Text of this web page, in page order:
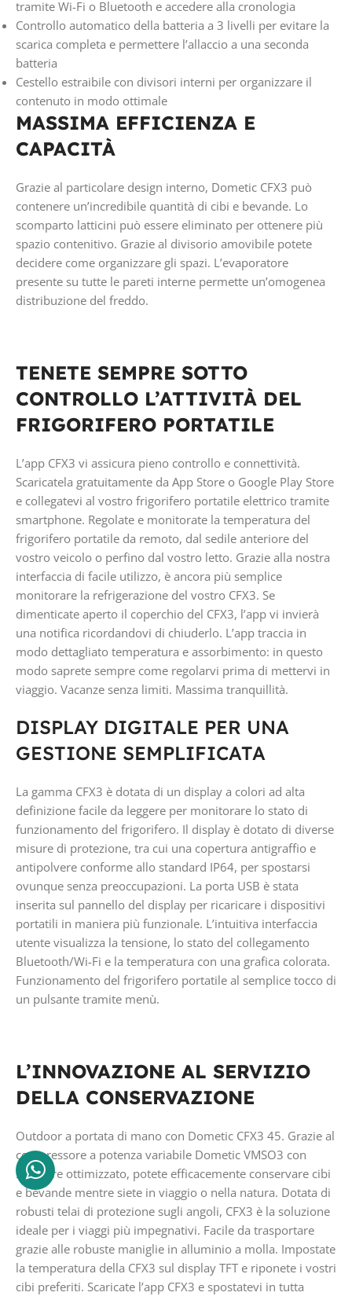
tramite Wi-Fi o Bluetooth e accedere alla cronologia
Controllo automatico della batteria a 3 livelli per evitare la
scarica completa e permettere l’allaccio a una seconda
batteria
Cestello estraibile con divisori interni per organizzare il
contenuto in modo ottimale
MASSIMA EFFICIENZA E
CAPACITÀ
Grazie al particolare design interno, Dometic CFX3 può
contenere un’incredibile quantità di cibi e bevande. Lo
scomparto latticini può essere eliminato per ottenere più
spazio contenitivo. Grazie al divisorio amovibile potete
decidere come organizzare gli spazi. L’evaporatore
presente su tutte le pareti interne permette un’omogenea
distribuzione del freddo.
TENETE SEMPRE SOTTO
CONTROLLO L’ATTIVITÀ DEL
FRIGORIFERO PORTATILE
L’app CFX3 vi assicura pieno controllo e connettività.
Scaricatela gratuitamente da App Store o Google Play Store
e collegatevi al vostro frigorifero portatile elettrico tramite
smartphone. Regolate e monitorate la temperatura del
frigorifero portatile da remoto, dal sedile anteriore del
vostro veicolo o perfino dal vostro letto. Grazie alla nostra
interfaccia di facile utilizzo, è ancora più semplice
monitorare la refrigerazione del vostro CFX3. Se
dimenticate aperto il coperchio del CFX3, l’app vi invierà
una notifica ricordandovi di chiuderlo. L’app traccia in
modo dettagliato temperatura e assorbimento: in questo
modo saprete sempre come regolarvi prima di mettervi in
viaggio. Vacanze senza limiti. Massima tranquillità.
DISPLAY DIGITALE PER UNA
GESTIONE SEMPLIFICATA
La gamma CFX3 è dotata di un display a colori ad alta
definizione facile da leggere per monitorare lo stato di
funzionamento del frigorifero. Il display è dotato di diverse
misure di protezione, tra cui una copertura antigraffio e
antipolvere conforme allo standard IP64, per spostarsi
ovunque senza preoccupazioni. La porta USB è stata
inserita sul pannello del display per ricaricare i dispositivi
portatili in maniera più funzionale. L’intuitiva interfaccia
utente visualizza la tensione, lo stato del collegamento
Bluetooth/Wi-Fi e la temperatura con una grafica colorata.
Funzionamento del frigorifero portatile al semplice tocco di
un pulsante tramite menù.
L’INNOVAZIONE AL SERVIZIO
DELLA CONSERVAZIONE
Outdoor a portata di mano con Dometic CFX3 45. Grazie al
compressore a potenza variabile Dometic VMSO3 con
software ottimizzato, potete efficacemente conservare cibi
e bevande mentre siete in viaggio o nella natura. Dotata di
robusti telai di protezione sugli angoli, CFX3 è la soluzione
ideale per i viaggi più impegnativi. Facile da trasportare
grazie alle robuste maniglie in alluminio a molla. Impostate
la temperatura della CFX3 sul display TFT e riponete i vostri
cibi preferiti. Scaricate l’app CFX3 e spostatevi in tutta